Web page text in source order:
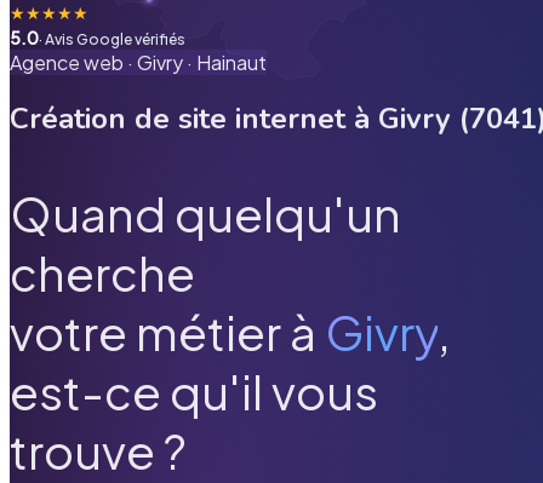
★★★★★
5.0· Avis Google vérifiés
Agence web · Givry· Hainaut
Création de site internet à Givry (7041
Quand quelqu'un
cherche
votre métier à Givry,
est-ce qu'il vous
trouve ?